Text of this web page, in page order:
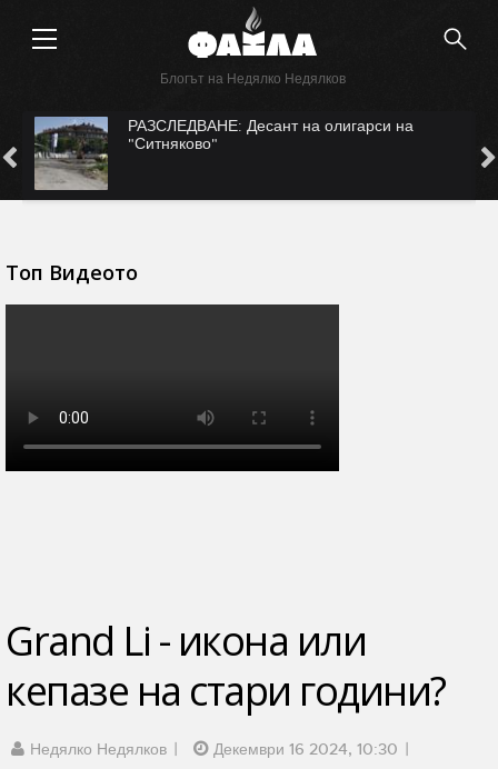
Блогът на Недялко Недялков
Десант на олигарси на
САМО ВЪВ
Топ Видеото
Grand Li - икона или
кепазе на стари години?
Недялко Недялков
Декември 16 2024, 10:30